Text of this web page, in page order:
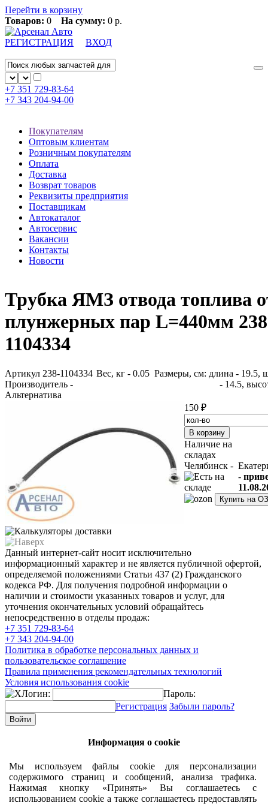
Перейти в корзину
Товаров: 0 На сумму: 0 р.
РЕГИСТРАЦИЯ ВХОД
+7 351 729-83-64
+7 343 204-94-00
Покупателям
Оптовым клиентам
Розничным покупателям
Оплата
Доставка
Возврат товаров
Реквизиты предприятия
Поставщикам
Автокаталог
Автосервис
Вакансии
Контакты
Новости
Трубка ЯМЗ отвода топлива
плунжерных пар L=440мм
1104334
Артикул 238-1104334
Производитель -
Альтернатива
Вес, кг - 0.05 Размеры, см: длина - 19.5,
- 14.5,
150 ₽
Наличие на
складах
Челябинск -
-
Купить на
Данный интернет-сайт носит исключительно
информационный характер и не является публичной офертой,
определяемой положениями Статьи 437 (2) Гражданского
кодекса РФ. Для получения подробной информации о
наличии и стоимости указанных товаров и услуг, для
уточнения окончательных условий обращайтесь
непосредственно в отделы продаж:
+7 351 729-83-64
+7 343 204-94-00
Политика в обработке персональных данных и
пользовательское соглашение
Правила применения рекомендательных технологий
Условия использования cookie
Логин:
Пароль:
Регистрация Забыли пароль?
Информация о cookie
Мы используем файлы cookie для персонализации
содержимого страниц и сообщений, анализа трафика.
Нажимая кнопку «Принять» Вы соглашаетесь с
использованием cookie а также соглашаетесь предоставлять